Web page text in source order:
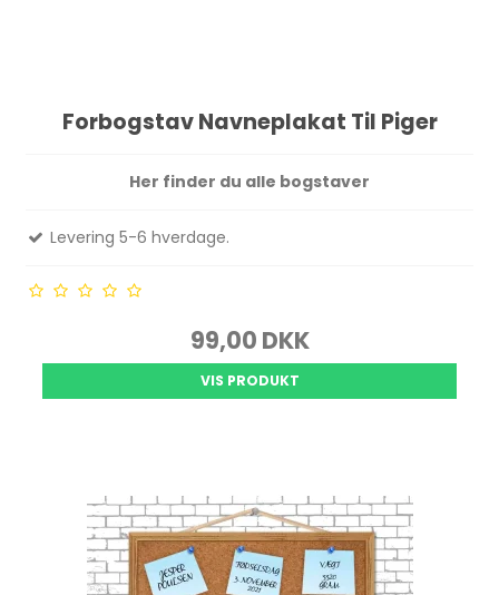
Forbogstav Navneplakat Til Piger
Her finder du alle bogstaver
Levering 5-6 hverdage.
99,00 DKK
VIS PRODUKT